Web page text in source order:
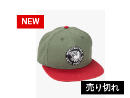
NEW
売り切れ